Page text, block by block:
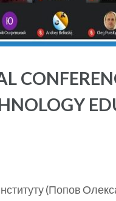
Інституту (Попов